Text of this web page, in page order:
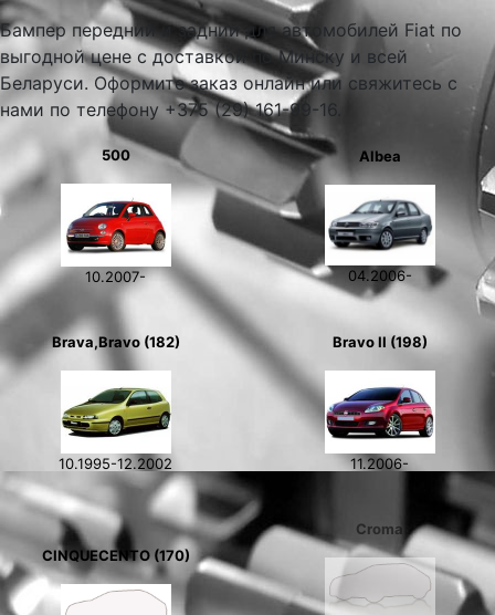
Бампер передний и задний для автомобилей Fiat по
выгодной цене с доставкой по Минску и всей
Беларуси. Оформите заказ онлайн или свяжитесь с
нами по телефону +375 (29) 161-99-16.
500
10.2007-
Albea
04.2006-
Brava,Bravo (182)
10.1995-12.2002
Bravo II (198)
11.2006-
CINQUECENTO (170)
Croma